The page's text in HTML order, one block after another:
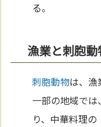
る。
漁業と刺胞
刺胞動物は、漁
一部の地域で
り、中華料理